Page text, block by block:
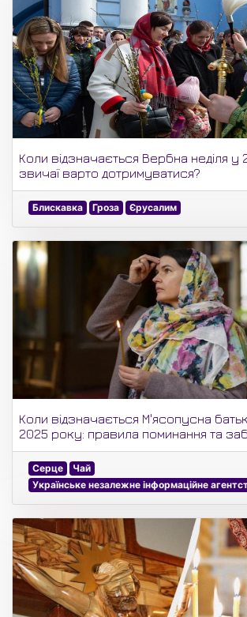
Коли відзначається Вербна неділя у
звичаї варто дотримуватися?
Блискавка Гроза Єрусалим
Коли відзначається М'ясопусна
2025 року: правила поминання та
Серце
Чай
Українське незалежне інформаційне